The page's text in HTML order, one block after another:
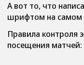
А вот то, что
шрифтом на самом
Правила контроля
посещения матчей: